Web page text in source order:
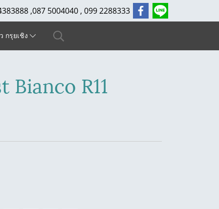
,087 5004040 , 099 2288333
กรุยเชิง
R11